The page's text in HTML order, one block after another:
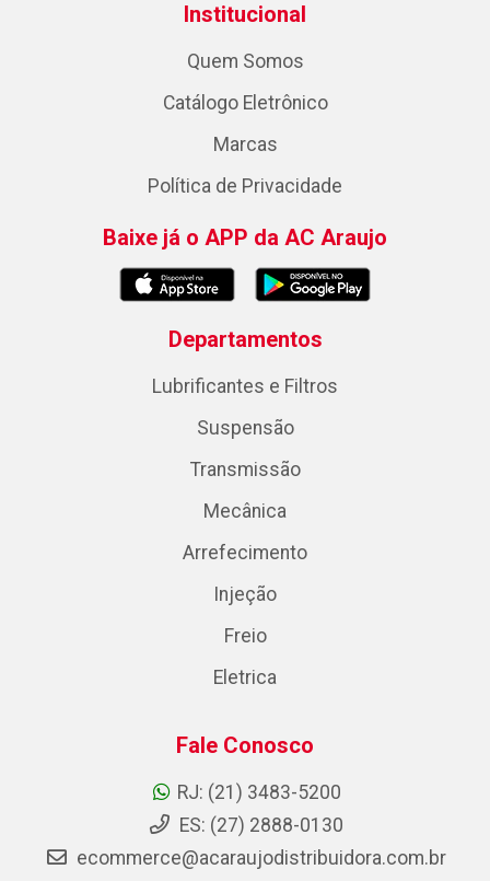
Institucional
Quem Somos
Catálogo Eletrônico
Marcas
Política de Privacidade
Baixe já o APP da AC Araujo
Departamentos
Lubrificantes e Filtros
Suspensão
Transmissão
Mecânica
Arrefecimento
Injeção
Freio
Eletrica
Fale Conosco
RJ: (21) 3483-5200
ES: (27) 2888-0130
ecommerce@acaraujodistribuidora.com.br